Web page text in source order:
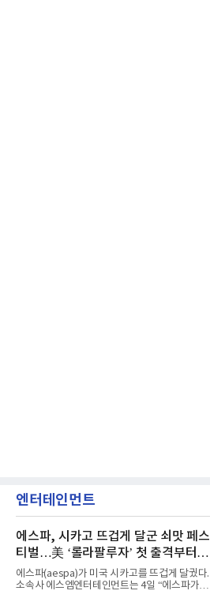
엔터테인먼트
에스파, 시카고 뜨겁게 달군 쇠맛 페스
티벌…美 ‘롤라팔루자’ 첫 출격부터
증명한 존재감
에스파(aespa)가 미국 시카고를 뜨겁게 달궜다.
소속사 에스엠엔터테인먼트는 4일 “에스파가